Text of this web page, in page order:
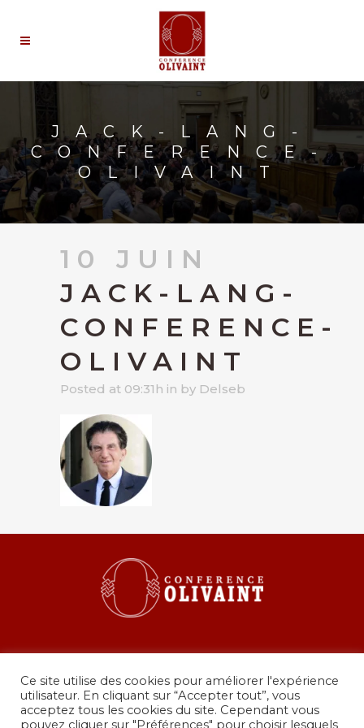
JACK-LANG-
CONFERENCE-
OLIVAINT
10 JUIN
JACK-LANG-
CONFERENCE-
OLIVAINT
Posted at 09:31h in by Delseb
Ce site utilise des cookies pour améliorer l'expérience
utilisateur. En cliquant sur “Accepter tout”, vous
acceptez tous les cookies du site. Cependant vous
pouvez cliquer sur "Préférences" pour choisir lesquels